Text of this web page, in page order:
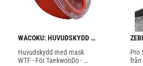
WACOKU: HUVUDSKYDD
MED FACE MASK - RÖD
Huvudskydd med mask
WTF - För TaekwonDo -
Pro
från